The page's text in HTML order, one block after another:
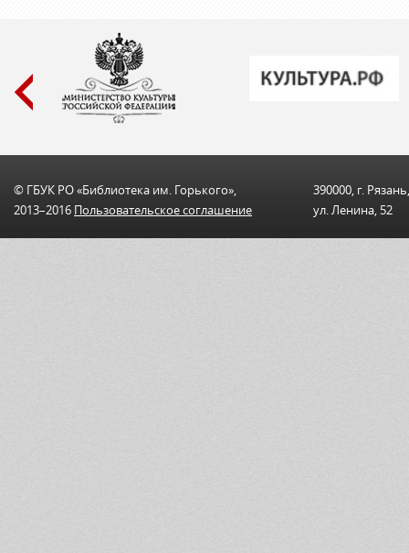
© ГБУК РО «Библиотека им. Горького»,
2013–2016 Пользовательскоe соглашениe
390000, г. Рязань,
ул. Ленина, 52